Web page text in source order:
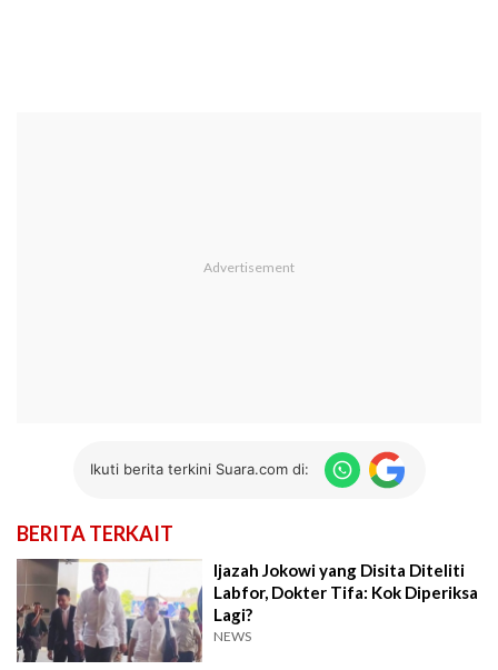
Ikuti berita terkini Suara.com di:
BERITA TERKAIT
Ijazah Jokowi yang Disita Diteliti
Labfor, Dokter Tifa: Kok Diperiksa
Lagi?
NEWS